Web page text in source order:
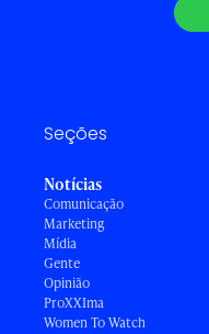
Seções
Notícias
Comunicação
Marketing
Mídia
Gente
Opinião
ProXXIma
Women To Watch